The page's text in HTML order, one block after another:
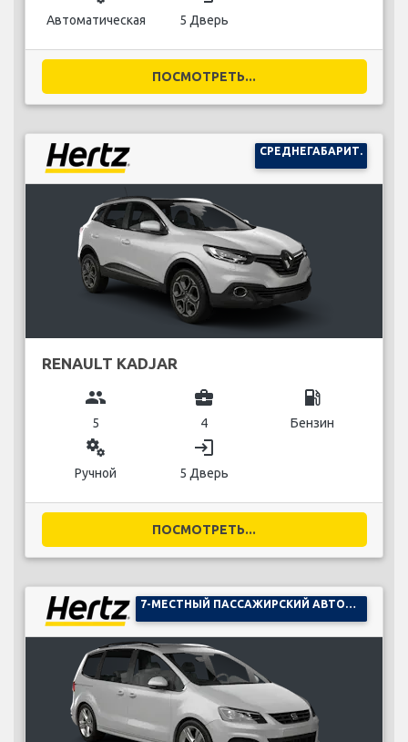
Автоматическая 5 Дверь
ПОСМОТРЕТЬ...
СРЕДНЕГАБАРИТ.
RENAULT KADJAR
group
5
business_center
4
local_gas_station
Бензин
miscellaneous_services
Ручной
login
5 Дверь
ПОСМОТРЕТЬ...
7-МЕСТНЫЙ ПАССАЖИРСКИЙ АВТОМОБИЛЬ